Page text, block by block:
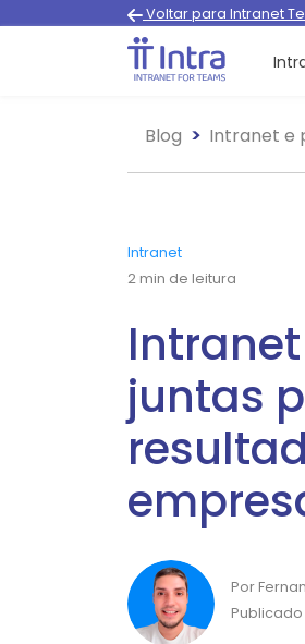
Voltar para Intranet
Blog Intranet e
Intranet
2min de leitura
juntas
Por
Publicado